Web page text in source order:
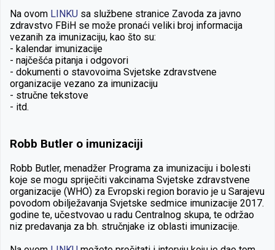
Na ovom LINKU sa službene stranice Zavoda za javno
zdravstvo FBiH se može pronaći veliki broj informacija
vezanih za imunizaciju, kao što su:
- kalendar imunizacije
- najčešća pitanja i odgovori
- dokumenti o stavovoima Svjetske zdravstvene
organizacije vezano za imunizaciju
- stručne tekstove
- itd.
Robb Butler o imunizaciji
Robb Butler, menadžer Programa za imunizaciju i bolesti
koje se mogu spriječiti vakcinama Svjetske zdravstvene
organizacije (WHO) za Evropski region boravio je u Sarajevu
povodom obilježavanja Svjetske sedmice imunizacije 2017.
godine te, učestvovao u radu Centralnog skupa, te održao
niz predavanja za bh. stručnjake iz oblasti imunizacije.